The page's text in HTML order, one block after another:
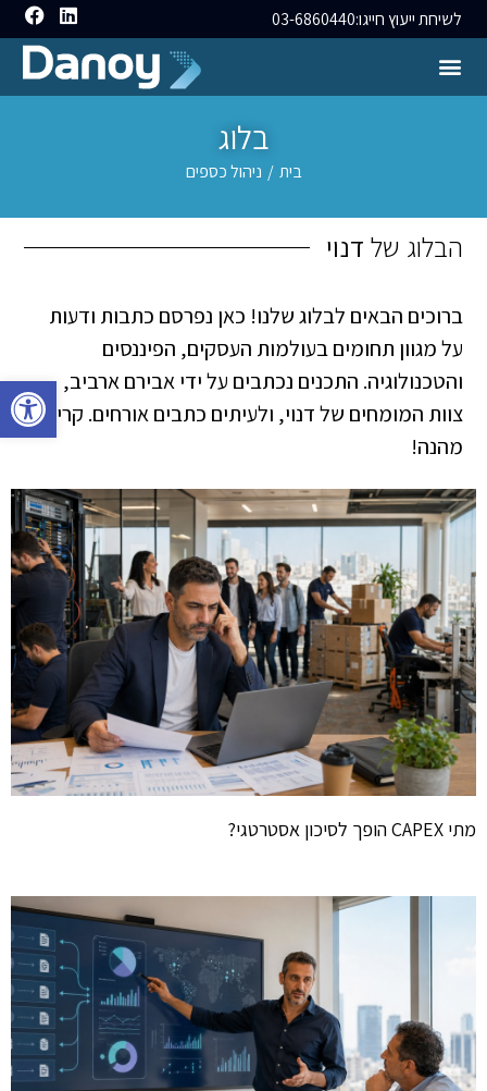
פתח
לשיחת ייעוץ חייגו:03-6860440
בלוג
בית / ניהול כספים
הבלוג של דנוי
ברוכים הבאים לבלוג שלנו! כאן נפרסם כתבות ודעות
על מגוון תחומים בעולמות העסקים, הפיננסים
והטכנולוגיה. התכנים נכתבים על ידי אבירם ארביב,
צוות המומחים של דנוי, ולעיתים כתבים אורחים. קריאה
מהנה!
מתי CAPEX הופך לסיכון אסטרטגי?